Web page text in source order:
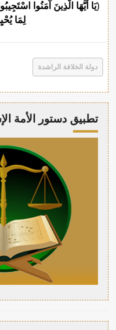
(يَا أَيُّهَا الَّذِينَ آمَنُوا
لِمَا
دولة الخلافة الراشدة
تطبيق دستور الأمة